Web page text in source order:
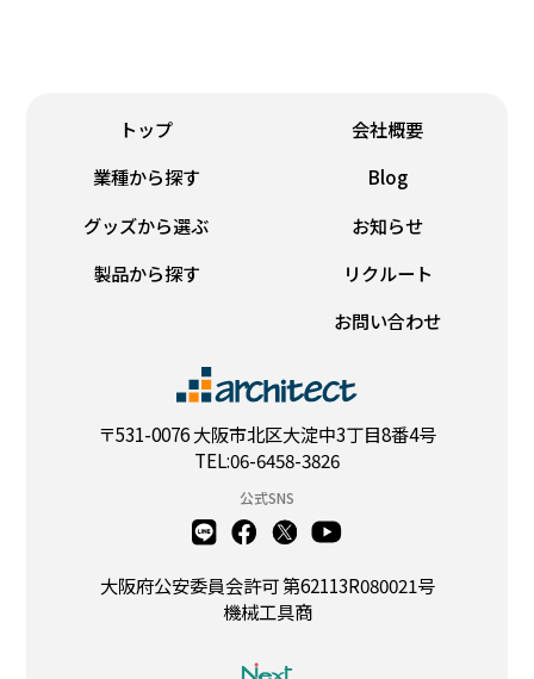
〒531-0076 大阪市北区大淀中3丁目8番4号
TEL:06-6458-3826
公式SNS
大阪府公安委員会許可 第62113R080021号
機械工具商
トップ
業種から探す
グッズから選ぶ
製品から探す
会社概要
Blog
お知らせ
リクルート
お問い合わせ